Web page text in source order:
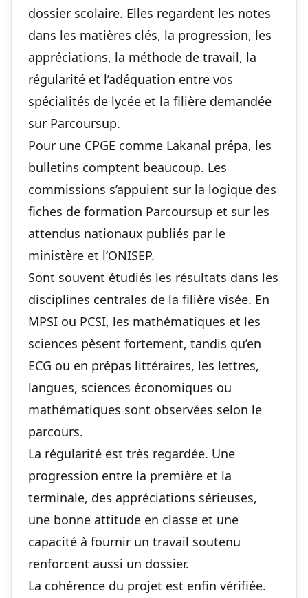
dossier scolaire. Elles regardent les notes
dans les matières clés, la progression, les
appréciations, la méthode de travail, la
régularité et l’adéquation entre vos
spécialités de lycée et la filière demandée
sur Parcoursup.
Pour une CPGE comme Lakanal prépa, les
bulletins comptent beaucoup. Les
commissions s’appuient sur la logique des
fiches de formation Parcoursup et sur les
attendus nationaux publiés par le
ministère et l’ONISEP.
Sont souvent étudiés les résultats dans les
disciplines centrales de la filière visée. En
MPSI ou PCSI, les mathématiques et les
sciences pèsent fortement, tandis qu’en
ECG ou en prépas littéraires, les lettres,
langues, sciences économiques ou
mathématiques sont observées selon le
parcours.
La régularité est très regardée. Une
progression entre la première et la
terminale, des appréciations sérieuses,
une bonne attitude en classe et une
capacité à fournir un travail soutenu
renforcent aussi un dossier.
La cohérence du projet est enfin vérifiée.